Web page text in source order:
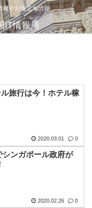
報やお役立ち情報
IT情報局
旅行は今！ホテル稼
2020.03.01 0
ンガポール政府が
2020.02.26 0